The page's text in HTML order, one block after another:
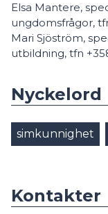
Elsa Mantere,
ungdomsfrågor,
Mari Sjöström,
utbildning, tfn
Nyckelord
simkunnighet
Kontakter